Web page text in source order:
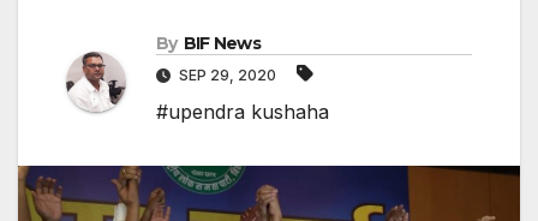
By BIF News
SEP 29, 2020
#upendra kushaha